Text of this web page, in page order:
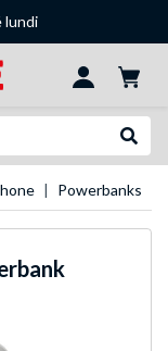
lundi
Powerbanks